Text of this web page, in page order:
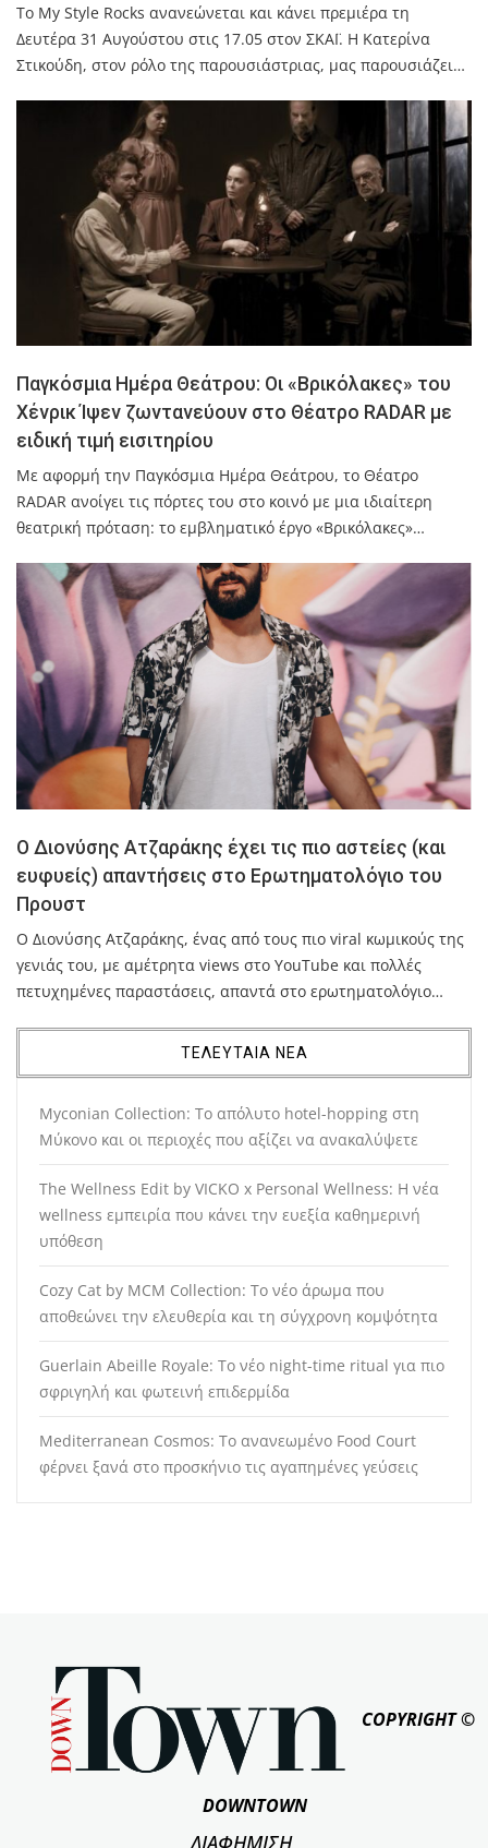
Το My Style Rocks ανανεώνεται και κάνει πρεμιέρα τη
Δευτέρα 31 Αυγούστου στις 17.05 στον ΣΚΑΪ. Η Κατερίνα
Στικούδη, στον ρόλο της παρουσιάστριας, μας παρουσιάζει…
Παγκόσμια Ημέρα Θεάτρου: Οι «Βρικόλακες» του
Χένρικ Ίψεν ζωντανεύουν στο Θέατρο RADAR με
ειδική τιμή εισιτηρίου
Με αφορμή την Παγκόσμια Ημέρα Θεάτρου, το Θέατρο
RADAR ανοίγει τις πόρτες του στο κοινό με μια ιδιαίτερη
θεατρική πρόταση: το εμβληματικό έργο «Βρικόλακες»…
Ο Διονύσης Ατζαράκης έχει τις πιο αστείες (και
ευφυείς) απαντήσεις στο Ερωτηματολόγιο του
Προυστ
Ο Διονύσης Ατζαράκης, ένας από τους πιο viral κωμικούς της
γενιάς του, με αμέτρητα views στο YouTube και πολλές
πετυχημένες παραστάσεις, απαντά στο ερωτηματολόγιο…
ΤΕΛΕΥΤΑΙΑ ΝΕΑ
Myconian Collection: Το απόλυτο hotel-hopping στη
Μύκονο και οι περιοχές που αξίζει να ανακαλύψετε
The Wellness Edit by VICKO x Personal Wellness: Η νέα
wellness εμπειρία που κάνει την ευεξία καθημερινή
υπόθεση
Cozy Cat by MCM Collection: Το νέο άρωμα που
αποθεώνει την ελευθερία και τη σύγχρονη κομψότητα
Guerlain Abeille Royale: Το νέο night-time ritual για πιο
σφριγηλή και φωτεινή επιδερμίδα
Mediterranean Cosmos: Το ανανεωμένο Food Court
φέρνει ξανά στο προσκήνιο τις αγαπημένες γεύσεις
COPYRIGHT ©
DOWNTOWN
ΔΙΑΦΗΜΙΣΗ